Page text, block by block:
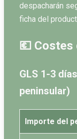
despacharán
ficha del
💶 Costes
GLS 1-3
peninsular)
Importe del